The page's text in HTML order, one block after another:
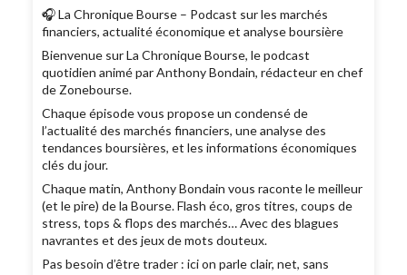
🎧 La Chronique Bourse – Podcast sur les marchés
financiers, actualité économique et analyse boursière
Bienvenue sur La Chronique Bourse, le podcast
quotidien animé par Anthony Bondain, rédacteur en chef
de Zonebourse.
Chaque épisode vous propose un condensé de
l’actualité des marchés financiers, une analyse des
tendances boursières, et les informations économiques
clés du jour.
Chaque matin, Anthony Bondain vous raconte le meilleur
(et le pire) de la Bourse. Flash éco, gros titres, coups de
stress, tops & flops des marchés… Avec des blagues
navrantes et des jeux de mots douteux.
Pas besoin d’être trader : ici on parle clair, net, sans